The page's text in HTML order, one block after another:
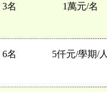
3名 1萬元/名
6名 5仟元/學期/人